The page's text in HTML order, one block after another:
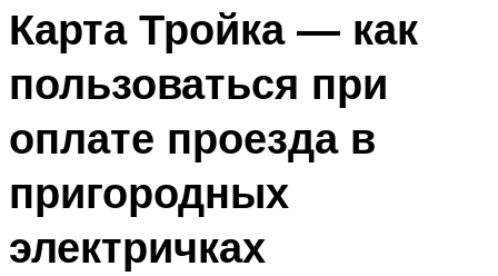
Карта Тройка — как
пользоваться при
оплате проезда в
пригородных
электричках